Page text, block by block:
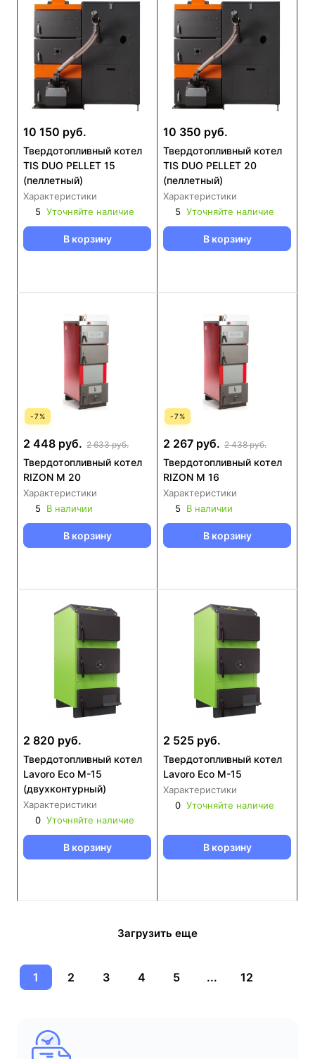
10 150 руб.
Твердотопливный котел
TIS DUO PELLET 15
(пеллетный)
Характеристики
5 Уточняйте наличие
В корзину
10 350 руб.
Твердотопливный котел
TIS DUO PELLET 20
(пеллетный)
Характеристики
5 Уточняйте наличие
В корзину
-7%
2 448 руб. 2 633 руб.
Твердотопливный котел
RIZON М 20
Характеристики
5
В наличии
В корзину
-7%
2 267 руб. 2 438 руб.
Твердотопливный котел
RIZON М 16
Характеристики
5
В наличии
В корзину
2 820 руб.
Твердотопливный котел
Lavoro Eco M-15
(двухконтурный)
Характеристики
0 Уточняйте наличие
В корзину
2 525 руб.
Твердотопливный котел
Lavoro Eco M-15
Характеристики
0 Уточняйте наличие
В корзину
Загрузить еще
1 2 3 4 5 ... 12